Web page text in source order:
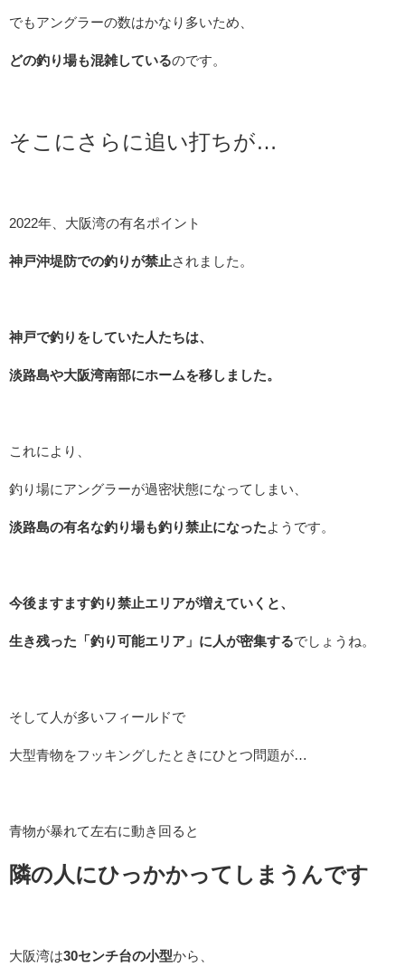
でもアングラーの数はかなり多いため、
どの釣り場も混雑しているのです。
そこにさらに追い打ちが…
2022年、大阪湾の有名ポイント
神戸沖堤防での釣りが禁止されました。
神戸で釣りをしていた人たちは、
淡路島や大阪湾南部にホームを移しました。
これにより、
釣り場にアングラーが過密状態になってしまい、
淡路島の有名な釣り場も釣り禁止になったようです。
今後ますます釣り禁止エリアが増えていくと、
生き残った「釣り可能エリア」に人が密集するでしょうね。
そして人が多いフィールドで
大型青物をフッキングしたときにひとつ問題が…
青物が暴れて左右に動き回ると
隣の人にひっかかってしまうんです
大阪湾は30センチ台の小型から、